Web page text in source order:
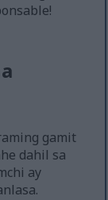
gamit
dahil sa
ay